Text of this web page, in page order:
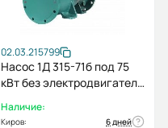
02.03.215799
Насос 1Д 315-71б под 75
кВт без электродвигателя
Наличие:
Киров:
6 дней